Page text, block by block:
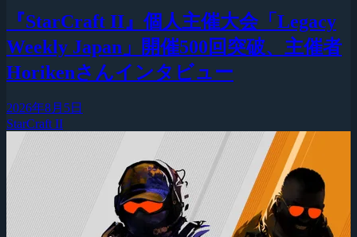
『StarCraft II』個人主催大会「Legacy
Weekly Japan」開催500回突破、主催者
Horikenさんインタビュー
2026年8月5日
StarCraft II